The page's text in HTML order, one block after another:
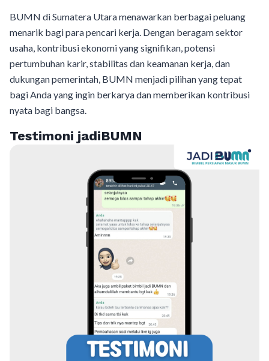
BUMN di Sumatera Utara menawarkan berbagai peluang
menarik bagi para pencari kerja. Dengan beragam sektor
usaha, kontribusi ekonomi yang signifikan, potensi
pertumbuhan karir, stabilitas dan keamanan kerja, dan
dukungan pemerintah, BUMN menjadi pilihan yang tepat
bagi Anda yang ingin berkarya dan memberikan kontribusi
nyata bagi bangsa.
Testimoni jadiBUMN